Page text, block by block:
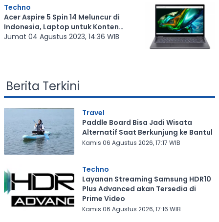
Techno
Acer Aspire 5 Spin 14 Meluncur di
Indonesia, Laptop untuk Konten
Kreator
Jumat 04 Agustus 2023, 14:36 WIB
Berita Terkini
Travel
Paddle Board Bisa Jadi Wisata
Alternatif Saat Berkunjung ke Bantul
Kamis 06 Agustus 2026, 17:17 WIB
Techno
Layanan Streaming Samsung HDR10
Plus Advanced akan Tersedia di
Prime Video
Kamis 06 Agustus 2026, 17:16 WIB